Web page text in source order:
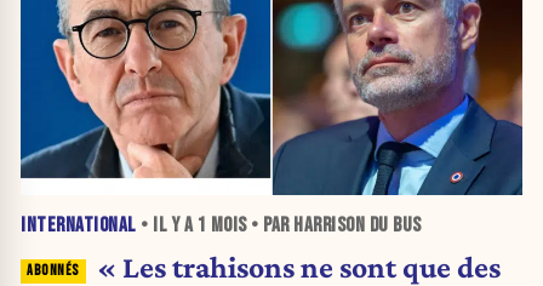
INTERNATIONAL • IL Y A 1 MOIS• PAR HARRISON DU BUS
« Les trahisons ne sont que des